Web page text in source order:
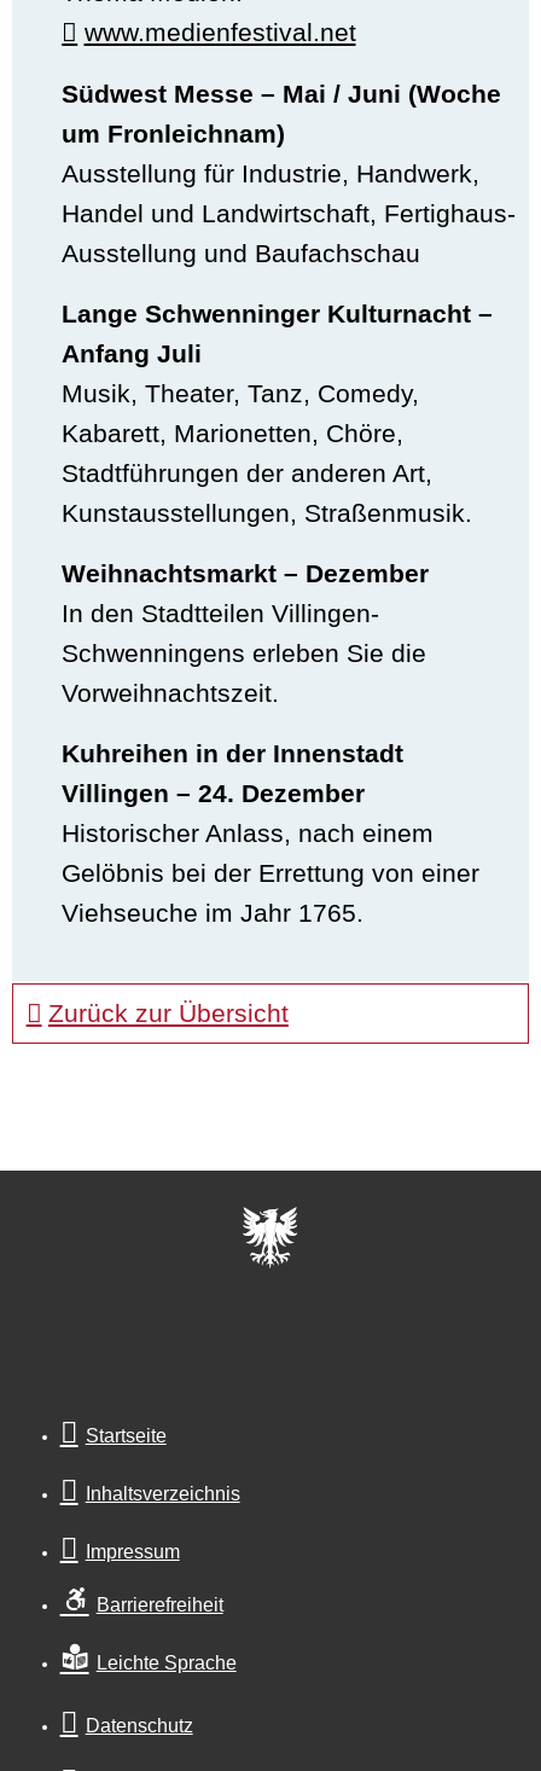
www.medienfestival.net
Südwest Messe – Mai / Juni (Woche
um Fronleichnam)
Ausstellung für Industrie, Handwerk,
Handel und Landwirtschaft, Fertighaus-
Ausstellung und Baufachschau
Lange Schwenninger Kulturnacht –
Anfang Juli
Musik, Theater, Tanz, Comedy,
Kabarett, Marionetten, Chöre,
Stadtführungen der anderen Art,
Kunstausstellungen, Straßenmusik.
Weihnachtsmarkt – Dezember
In den Stadtteilen Villingen-
Schwenningens erleben Sie die
Vorweihnachtszeit.
Kuhreihen in der Innenstadt
Villingen – 24. Dezember
Historischer Anlass, nach einem
Gelöbnis bei der Errettung von einer
Viehseuche im Jahr 1765.
Zurück zur Übersicht
Startseite
Inhaltsverzeichnis
Impressum
Barrierefreiheit
Leichte Sprache
Datenschutz